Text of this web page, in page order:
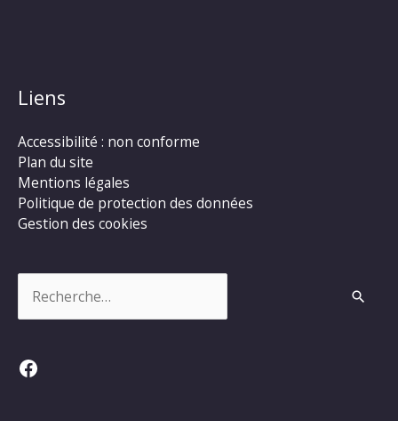
Liens
Accessibilité : non conforme
Plan du site
Mentions légales
Politique de protection des données
Gestion des cookies
Facebook